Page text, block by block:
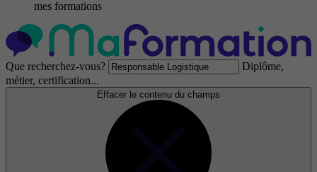
mes formations
Que recherchez-vous?
Diplôme,
métier, certification...
Effacer le contenu du champs